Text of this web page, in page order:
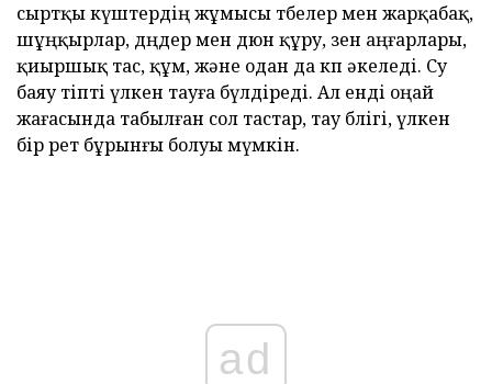
сыртқы күштердің жұмысы төбелер мен жарқабақ,
шұңқырлар, дөңдер мен дюн құру, өзен аңғарлары,
қиыршық тас, құм, және одан да көп әкеледі. Су
баяу тіпті үлкен тауға бүлдіреді. Ал енді оңай
жағасында табылған сол тастар, тау бөлігі, үлкен
бір рет бұрынғы болуы мүмкін.
ad